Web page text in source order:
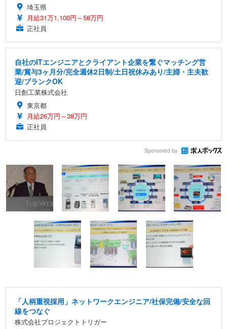
埼玉県
月給31万1,100円～58万円
正社員
自社のITエンジニアとクライアント企業を繋ぐマッチング営
業/賞与3ヶ月分/完全週休2日制/土日祝休みあり/主婦・主夫歓
迎/ブランクOK
日創工業株式会社
東京都
月給26万円～38万円
正社員
Sponsored by
「人柄重視採用」ネットワークエンジニア/社保完備/安全な回
線をつなぐ
株式会社プロジェクトトリガー